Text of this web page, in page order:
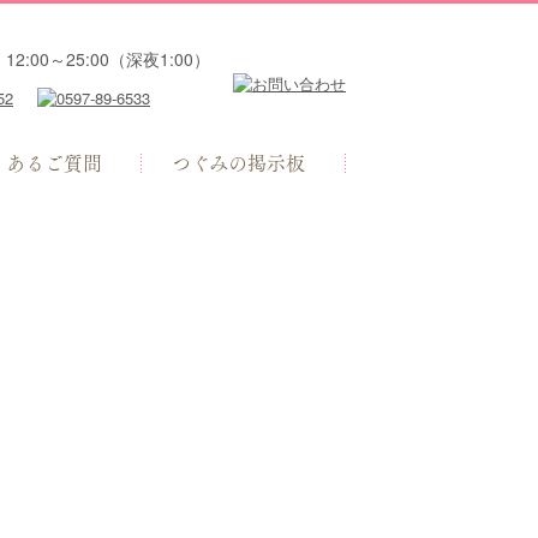
12:00～25:00（深夜1:00）
あるご質問 つぐみの掲示板